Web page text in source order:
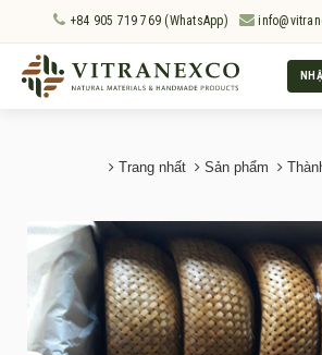
+84 905 719 769 (WhatsApp)
Trang nhất Sản phẩm